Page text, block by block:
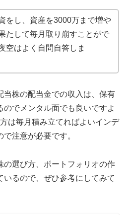
をし、資産を3000万まで増や
たして毎月取り崩すことがで
空はよく自問自答しま
当株の配当金での収入は、保有
のでメンタル面でも良いですよ
は毎月積み立てればよいインデ
注意が必要です。
の選び方、ポートフォリオの作
いるので、ぜひ参考にしてみて